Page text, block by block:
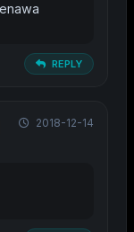
REPLY
2018-12-14